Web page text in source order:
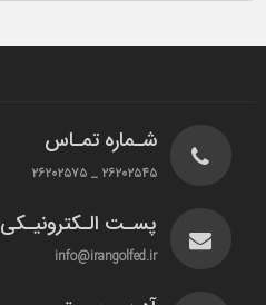
شـماره تمـاس
۲۶۲۰۲۵۴۵ _ ۲۶۲۰۲۵۷۵
پسـت الـکترونیـکی
info@irangolfed.ir